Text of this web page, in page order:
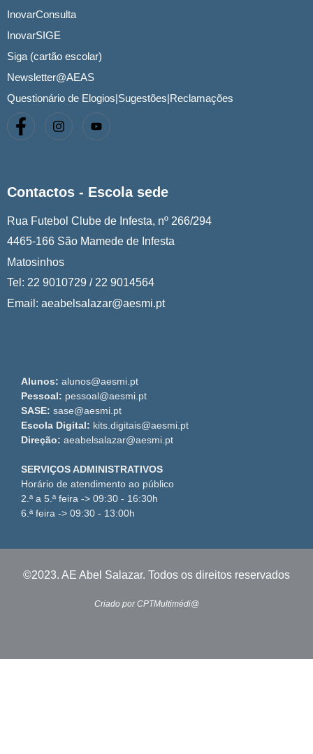
InovarConsulta
InovarSIGE
Siga (cartão escolar)
Newsletter@AEAS
Questionário de Elogios|Sugestões|Reclamações
Contactos - Escola sede
Rua Futebol Clube de Infesta, nº 266/294
4465-166 São Mamede de Infesta
Matosinhos
Tel: 22 9010729 / 22 9014564
Email: aeabelsalazar@aesmi.pt
Alunos: alunos@aesmi.pt
Pessoal: pessoal@aesmi.pt
SASE: sase@aesmi.pt
Escola Digital: kits.digitais@aesmi.pt
Direção: aeabelsalazar@aesmi.pt
SERVIÇOS ADMINISTRATIVOS
Horário de atendimento ao público
2.ª a 5.ª feira -> 09:30 - 16:30h
6.ª feira -> 09:30 - 13:00h
©2023. AE Abel Salazar. Todos os direitos reservados
Criado por CPTMultimédi@